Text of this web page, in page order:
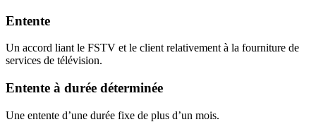
Entente
Un accord liant le FSTV et le client relativement à la fourniture de
services de télévision.
Entente à durée déterminée
Une entente d’une durée fixe de plus d’un mois.